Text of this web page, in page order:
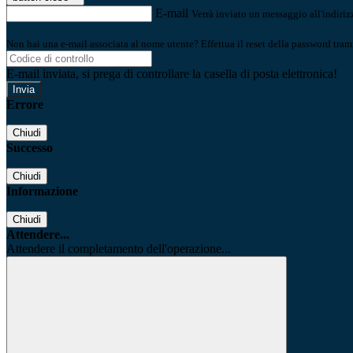
E-mail Verrà inviato un messaggio
Non hai una e-mail associata al nome utente? Effettua il reset della password
E-mail inviata, si prega di controllare la casella di posta elettronica!
Errore
Chiudi
Successo
Chiudi
Informazione
Chiudi
Attendere...
Attendere il completamento dell'operazione...